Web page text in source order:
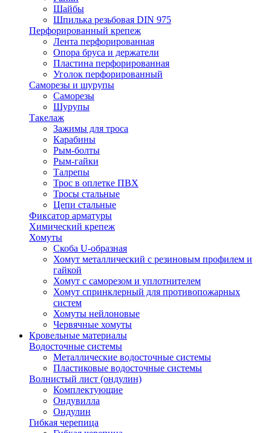
Шайбы
Шпилька резьбовая DIN 975
Перфорированный крепеж
Лента перфорированная
Опора бруса и держатели
Пластина перфорированная
Уголок перфорированный
Саморезы и шурупы
Саморезы
Шурупы
Такелаж
Зажимы для троса
Карабины
Рым-болты
Рым-гайки
Талрепы
Трос в оплетке ПВХ
Тросы стальные
Цепи стальные
Фиксатор арматуры
Химический крепеж
Хомуты
Скоба U-образная
Хомут металлический с резиновым профилем и
гайкой
Хомут с саморезом и уплотнителем
Хомут спринклерный для противопожарных
систем
Хомуты нейлоновые
Червячные хомуты
Кровельные материалы
Водосточные системы
Металлические водосточные системы
Пластиковые водосточные системы
Волнистый лист (ондулин)
Комплектующие
Ондувилла
Ондулин
Гибкая черепица